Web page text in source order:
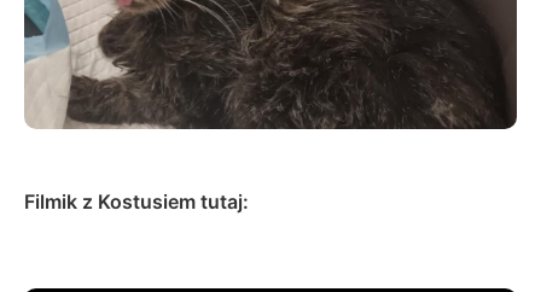
Filmik z Kostusiem tutaj: